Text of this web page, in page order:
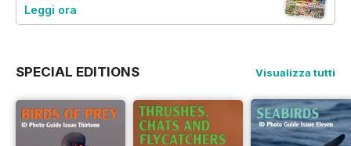
Leggi ora
SPECIAL EDITIONS Visualizza tutti